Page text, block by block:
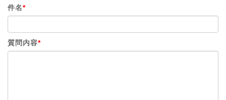
件名*
質問内容*